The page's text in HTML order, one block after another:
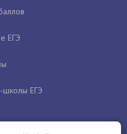
ЕГЭ
школы ЕГЭ